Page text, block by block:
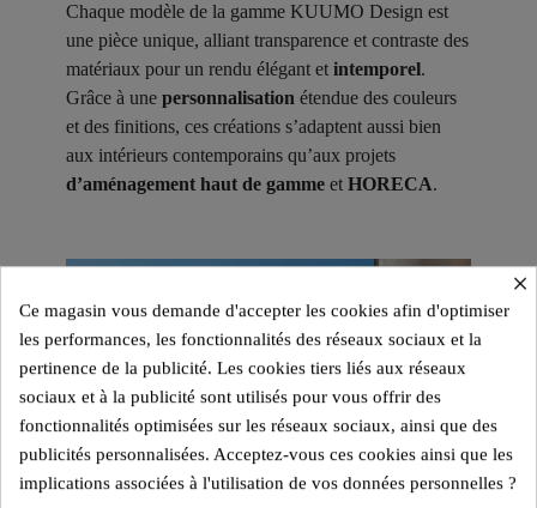
Chaque modèle de la gamme KUUMO Design est
une pièce unique, alliant transparence et contraste des
matériaux pour un rendu élégant et intemporel.
Grâce à une personnalisation étendue des couleurs
et des finitions, ces créations s’adaptent aussi bien
aux intérieurs contemporains qu’aux projets
d’aménagement haut de gamme et HORECA.
×
Ce magasin vous demande d'accepter les cookies afin d'optimiser
les performances, les fonctionnalités des réseaux sociaux et la
pertinence de la publicité. Les cookies tiers liés aux réseaux
sociaux et à la publicité sont utilisés pour vous offrir des
fonctionnalités optimisées sur les réseaux sociaux, ainsi que des
publicités personnalisées. Acceptez-vous ces cookies ainsi que les
implications associées à l'utilisation de vos données personnelles ?